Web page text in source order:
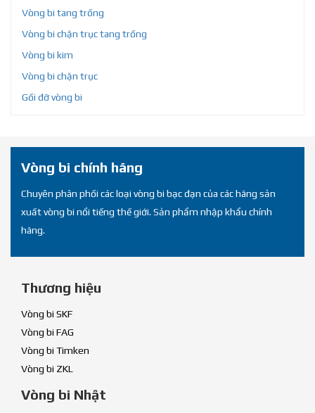
Vòng bi tang trống
Vòng bi chặn trục tang trống
Vòng bi kim
Vòng bi chặn trục
Gối đỡ vòng bi
Vòng bi chính hãng
Chuyên phân phối các loại vòng bi bạc đạn của các hãng sản
xuất vòng bi nổi tiếng thế giới. Sản phẩm nhập khẩu chính
hãng.
Thương hiệu
Vòng bi SKF
Vòng bi FAG
Vòng bi Timken
Vòng bi ZKL
Vòng bi Nhật